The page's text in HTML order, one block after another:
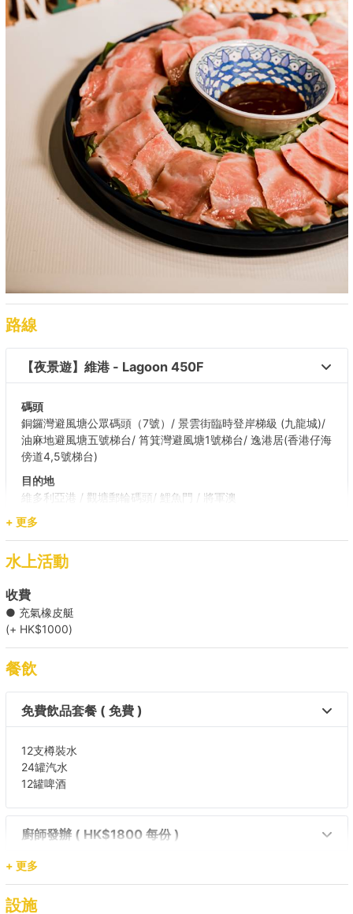
路線
【夜景遊】維港 - Lagoon 450F
碼頭
銅鑼灣避風塘公眾碼頭（7號）/ 景雲街臨時登岸梯級 (九龍城)/
油麻地避風塘五號梯台/ 筲箕灣避風塘1號梯台/ 逸港居(香港仔海
傍道4,5號梯台)
目的地
維多利亞港 / 觀塘郵輪碼頭/ 鯉魚門 / 將軍澳
+ 更多
水上活動
收費
● 充氣橡皮艇
(+ HK$1000)
餐飲
免費飲品套餐 ( 免費 )
12支樽裝水
24罐汽水
12罐啤酒
廚師發辦 ( HK$1800 每份 )
所有菜式都由廚師決定，所用的都是時令食材，廚師更因應船上
+ 更多
設施